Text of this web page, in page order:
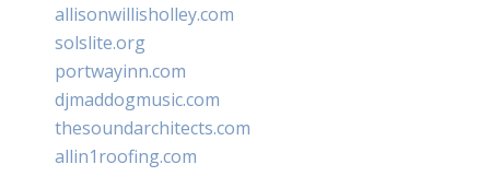
allisonwillisholley.com
solslite.org
portwayinn.com
djmaddogmusic.com
thesoundarchitects.com
allin1roofing.com